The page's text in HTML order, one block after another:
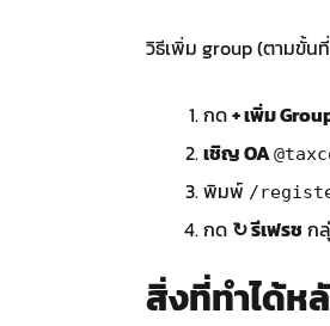
วิธีเพิ่ม group (ตามขั้น
กด+ เพิ่ม
เชิญ OA
พิมพ์ /
กด ↻ รีเฟรชก
สิ่งที่ทำได้ห